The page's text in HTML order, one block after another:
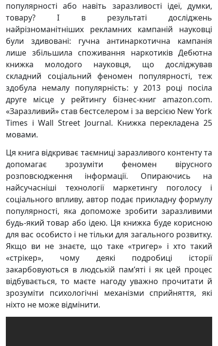
популярності або навіть заразливості ідеї, думки,
товару? І в результаті досліджень
найрізноманітніших рекламних кампаній науковці
були здивовані: гучна антинаркотична кампанія
лише збільшила споживання наркотиків Дебютна
книжка молодого науковця, що досліджував
складний соціальний феномен популярності, теж
здобула немалу популярність: у 2013 році посіла
друге місце у рейтингу бізнес-книг amazon.com.
«Заразливий» став бестселером і за версією New York
Times і Wall Street Journal. Книжка перекладена 25
мовами.
Ця книга відкриває таємниці заразливого контенту та
допомагає зрозуміти феномен вірусного
розповсюдження інформації. Опираючись на
найсучасніші технології маркетингу поголосу і
соціального впливу, автор подає прикладну формулу
популярності, яка допоможе зробити заразливими
будь-який товар або ідею. Ця книжка буде корисною
для вас особисто і не тільки для загального розвитку.
Якщо ви не знаєте, що таке «тригер» і хто такий
«стрікер», чому деякі подробиці історії
закарбовуються в людській пам’яті і як цей процес
відбувається, то маєте нагоду уважно прочитати й
зрозуміти психологічні механізми сприйняття, які
ніхто не може відмінити.